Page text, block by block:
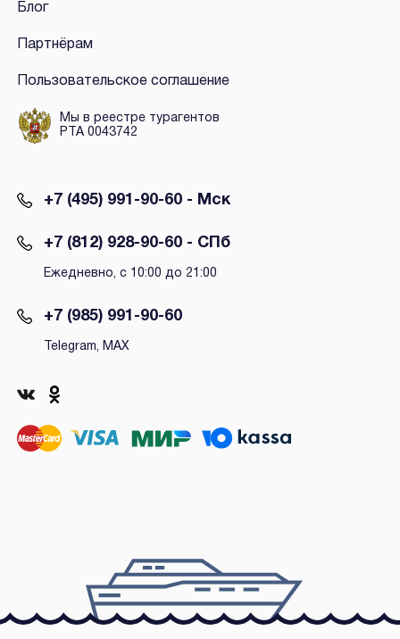
Блог
Партнёрам
Пользовательское соглашение
Мы в реестре турагентов
РТА 0043742
+7 (495) 991-90-60 - Мск
+7 (812) 928-90-60 - СПб
Ежедневно, с 10:00 до 21:00
+7 (985) 991-90-60
Telegram, MAX